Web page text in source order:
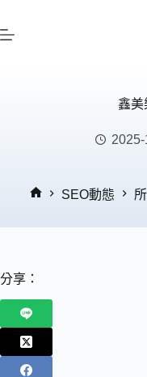
鑫美
SEO動態
分享：